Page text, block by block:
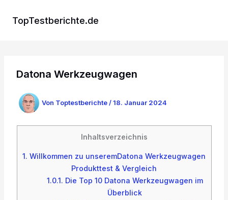
InhaltTopTestberichte.de
Datona Werkzeugwagen
Von Toptestberichte /18. Januar 2024
Inhaltsverzeichnis
1. Willkommen zu unseremDatona Werkzeugwagen
Produkttest & Vergleich
1.0.1. Die Top 10 Datona Werkzeugwagen im
Überblick